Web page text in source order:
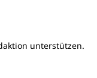
unterstützen.